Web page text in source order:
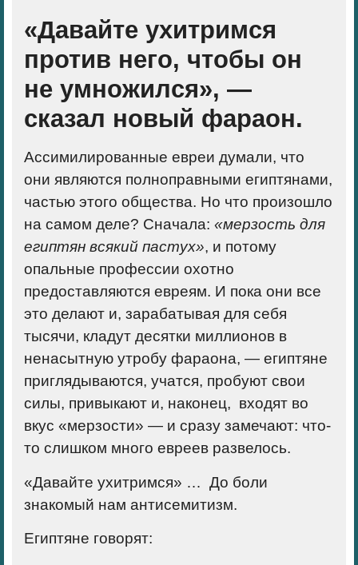
«Давайте ухитримся
против него, чтобы он
не умножился», —
сказал новый фараон.
Ассимилированные евреи думали, что
они являются полноправными египтянами,
частью этого общества. Но что произошло
на самом деле? Сначала: «мерзость для
египтян всякий пастух», и потому
опальные профессии охотно
предоставляются евреям. И пока они все
это делают и, зарабатывая для себя
тысячи, кладут десятки миллионов в
ненасытную утробу фараона, — египтяне
приглядываются, учатся, пробуют свои
силы, привыкают и, наконец, входят во
вкус «мерзости» — и сразу замечают: что-
то слишком много евреев развелось.
«Давайте ухитримся» … До боли
знакомый нам антисемитизм.
Египтяне говорят: